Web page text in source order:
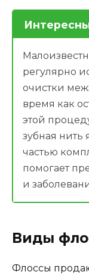
регулярно
очистки
время как
этой
зубная нить
частью
помогает
и
Виды
Флоссы